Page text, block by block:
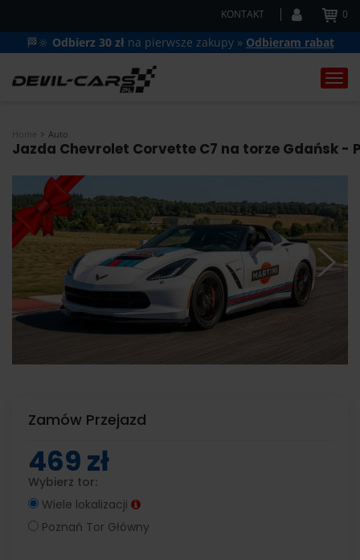
KONTAKT 0
🏁🔆 Odbierz 30 zł na pierwsze zakupy » Odbieram rabat
Home Auto
Jazda Chevrolet Corvette C7 na torze Gdańsk -
Zamów Przejazd
469 zł
Wybierz tor:
Wiele lokalizacji
Poznań Tor Główny